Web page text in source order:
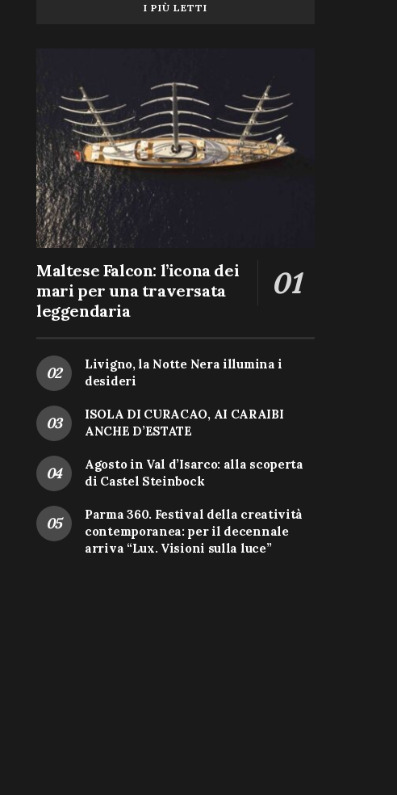
I PIÙ LETTI
Maltese Falcon: l’icona dei
mari per una traversata
leggendaria
Livigno, la Notte Nera illumina i
desideri
ISOLA DI CURACAO, AI CARAIBI
ANCHE D’ESTATE
Agosto in Val d’Isarco: alla scoperta
di Castel Steinbock
Parma 360. Festival della creatività
contemporanea: per il decennale
arriva “Lux. Visioni sulla luce”